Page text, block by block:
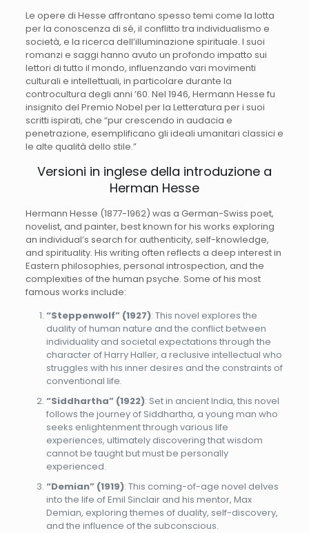
Le opere di Hesse affrontano spesso temi come la lotta
per la conoscenza di sé, il conflitto tra individualismo e
società, e la ricerca dell’illuminazione spirituale. I suoi
romanzi e saggi hanno avuto un profondo impatto sui
lettori di tutto il mondo, influenzando vari movimenti
culturali e intellettuali, in particolare durante la
controcultura degli anni ’60. Nel 1946, Hermann Hesse fu
insignito del Premio Nobel per la Letteratura per i suoi
scritti ispirati, che “pur crescendo in audacia e
penetrazione, esemplificano gli ideali umanitari classici e
le alte qualità dello stile.”
Versioni in inglese della introduzione a
Herman Hesse
Hermann Hesse (1877-1962) was a German-Swiss poet,
novelist, and painter, best known for his works exploring
an individual’s search for authenticity, self-knowledge,
and spirituality. His writing often reflects a deep interest in
Eastern philosophies, personal introspection, and the
complexities of the human psyche. Some of his most
famous works include:
“Steppenwolf” (1927): This novel explores the
duality of human nature and the conflict between
individuality and societal expectations through the
character of Harry Haller, a reclusive intellectual who
struggles with his inner desires and the constraints of
conventional life.
“Siddhartha” (1922): Set in ancient India, this novel
follows the journey of Siddhartha, a young man who
seeks enlightenment through various life
experiences, ultimately discovering that wisdom
cannot be taught but must be personally
experienced.
“Demian” (1919): This coming-of-age novel delves
into the life of Emil Sinclair and his mentor, Max
Demian, exploring themes of duality, self-discovery,
and the influence of the subconscious.